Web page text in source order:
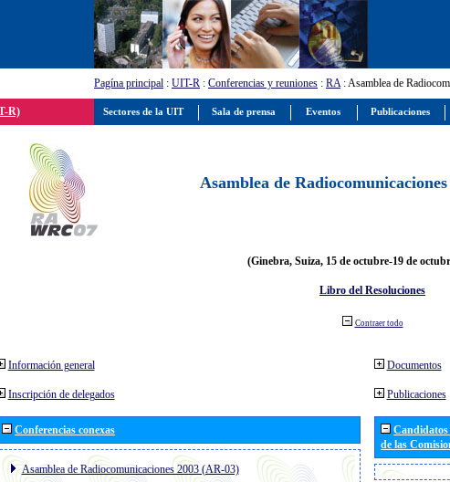
Pagína principal : UIT-R : Conferencias y reuniones : RA: Asamblea de
R)
Asamblea de
(Ginebra, Suiza, 15 de octubre-19 de
Libro del Resoluciones
Contraer todo
Información general
Inscripción de delegados
Conferencias conexas
Asamblea de Radiocomunicaciones 2003 (AR-03)
Documentos
Publicaciones
Candidatos
de las
Sectores de la UIT Sala de prensa Eventos Publicaciones